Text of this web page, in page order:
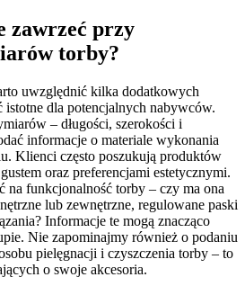
zawrzeć przy
torby?
uwzględnić kilka dodatkowych
dla potencjalnych nabywców.
– długości, szerokości i
informacje o materiale wykonania
Klienci często poszukują produktów
oraz preferencjami estetycznymi.
na funkcjonalność torby – czy ma ona
lub zewnętrzne, regulowane paski
Informacje te mogą znacząco
Nie zapominajmy również o podaniu
pielęgnacji i czyszczenia torby – to
o swoje akcesoria.